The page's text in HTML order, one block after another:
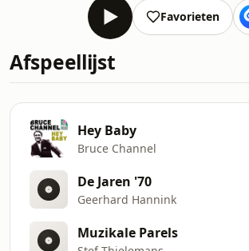
Favorieten
Afspeellijst
Hey Baby
Bruce Channel
De Jaren '70
Geerhard Hannink
Muzikale Parels